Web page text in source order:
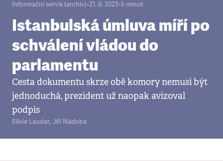
Informační servis (archiv)•21. 6. 2023•5 minut
Istanbulská úmluva míří po
schválení vládou do
parlamentu
Cesta dokumentu skrze obě komory nemusí být
jednoduchá, prezident už naopak avizoval
podpis
Silvie Lauder, Jiří Nádoba